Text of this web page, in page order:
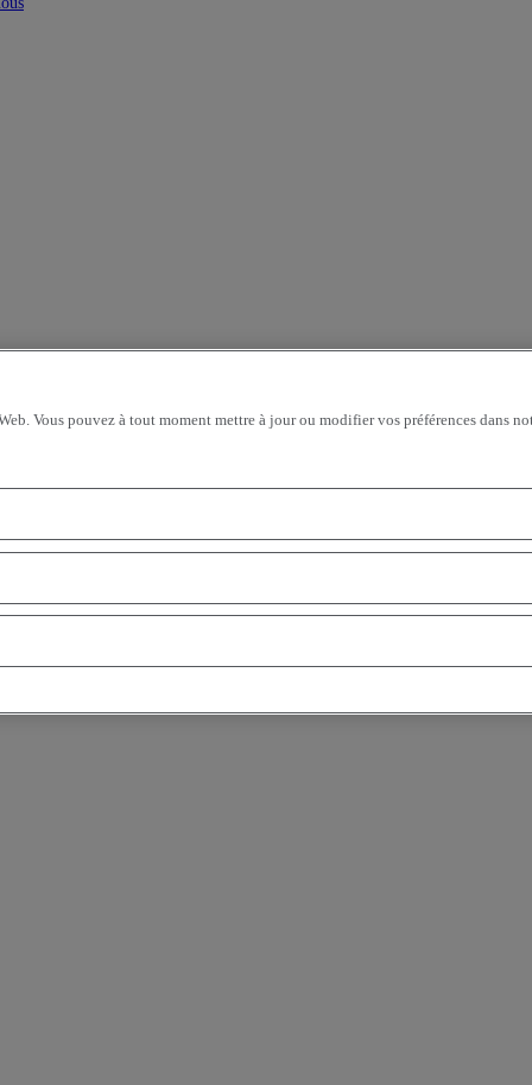
Vous pouvez à tout moment mettre à jour ou modifier vos préférences dans